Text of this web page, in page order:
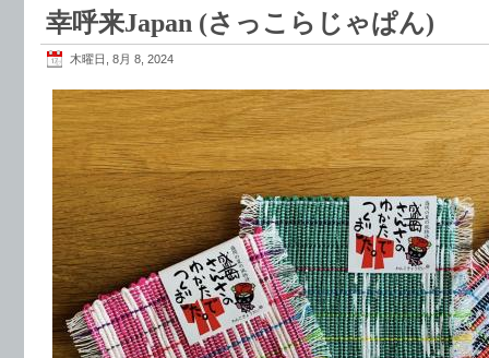
幸呼来Japan (さっこらじゃぱん)
木曜日, 8月 8, 2024